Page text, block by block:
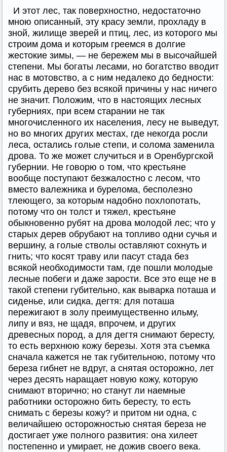
И этот лес, так поверхностно, недостаточно
мною описанный, эту красу земли, прохладу в
зной, жилище зверей и птиц, лес, из которого мы
строим дома и которым греемся в долгие
жестокие зимы, — не бережем мы в высочайшей
степени. Мы богаты лесами, но богатство вводит
нас в мотовство, а с ним недалеко до бедности:
срубить дерево без всякой причины у нас ничего
не значит. Положим, что в настоящих лесных
губерниях, при всем старании не так
многочисленного их населения, лесу не выведут,
но во многих других местах, где некогда росли
леса, остались голые степи, и солома заменила
дрова. То же может случиться и в Оренбургской
губернии. Не говорю о том, что крестьяне
вообще поступают безжалостно с лесом, что
вместо валежника и бурелома, бесполезно
тлеющего, за которым надобно похлопотать,
потому что он толст и тяжел, крестьяне
обыкновенно рубят на дрова молодой лес; что у
старых дерев обрубают на топливо одни сучья и
вершину, а голые стволы оставляют сохнуть и
гнить; что косят траву или пасут стада без
всякой необходимости там, где пошли молодые
лесные побеги и даже зарости. Все это еще не в
такой степени губительно, как выварка поташа и
сиденье, или сидка, дегтя: для поташа
пережигают в золу преимущественно ильму,
липу и вяз, не щадя, впрочем, и других
древесных пород, а для дегтя снимают бересту,
то есть верхнюю кожу березы. Хотя эта съемка
сначала кажется не так губительною, потому что
береза гибнет не вдруг, а снятая осторожно, лет
через десять наращает новую кожу, которую
снимают вторично; но станут ли наемные
работники осторожно бить бересту, то есть
снимать с березы кожу? и притом ни одна, с
величайшею осторожностью снятая береза не
достигает уже полного развития: она хилеет
постепенно и умирает, не дожив своего века.